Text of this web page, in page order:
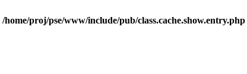
/home/proj/pse/www/include/pub/class.cache.show.entry.php